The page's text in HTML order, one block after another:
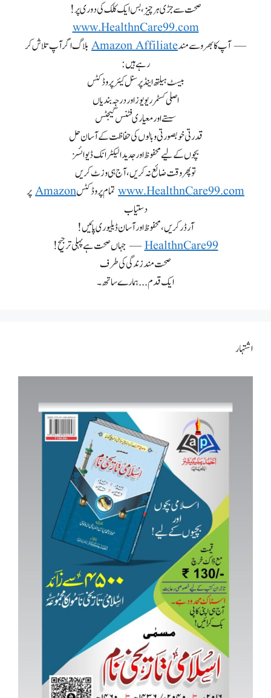
صحت سے جڑی ہر چیز، بس ایک کلک کی دوری پر!
www.HealthnCare99.com
— آپ کا بھروسے مندAmazon Affiliateبلاگ اگر آپ تلاش کر
رہے ہیں:
بیسٹ ہیلتھ اینڈ پرسنل کیئر پروڈکٹس
اصلی کسٹمر ریویوز اور درجہ بندیاں
سستے اور معیاری فٹنس گیجٹس
قدرتی خوبصورتی و بالوں کی حفاظت کے آسان حل
بچوں کے لیے محفوظ اور جدید الیکٹرانک ڈیوائسز
تو پھر وقت ضائع نہ کریں، آج ہی وزٹ کریں
www.HealthnCare99.com تمام پروڈکٹسAmazonپر
دستیاب
آرڈر کریں، محفوظ اور آسان ڈیلیوری پائیں!
HealthnCare99— جہاں صحت ہے پہلی ترجیح!
صحت مند زندگی کی طرف
ایک قدم... ہمارے ساتھ۔
اشتہار